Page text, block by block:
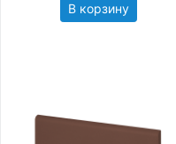
В корзину